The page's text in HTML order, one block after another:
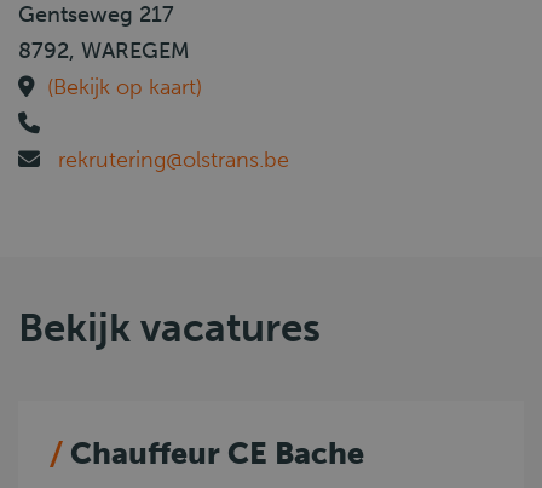
Gentseweg 217
8792, WAREGEM
(Bekijk op kaart)
rekrutering@olstrans.be
Bekijk vacatures
Chauffeur CE Bache